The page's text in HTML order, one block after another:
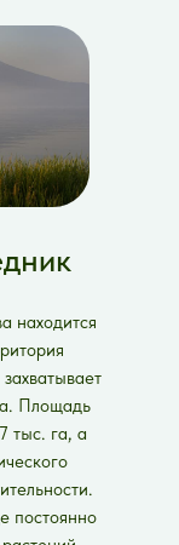
находится
Площадь
тыс. га, а
постоянно